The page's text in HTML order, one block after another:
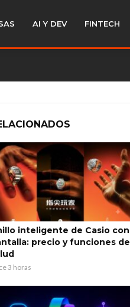
AI Y DEV FINTECH
inteligente de Casio con
precio y funciones de
3 horas